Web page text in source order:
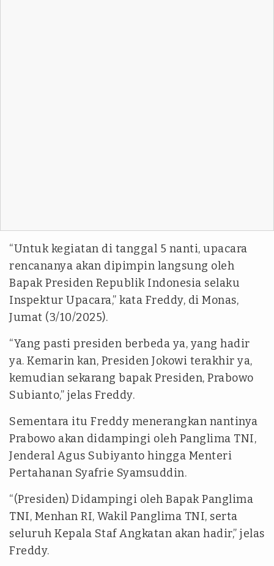
“Untuk kegiatan di tanggal 5 nanti, upacara
rencananya akan dipimpin langsung oleh
Bapak Presiden Republik Indonesia selaku
Inspektur Upacara,” kata Freddy, di Monas,
Jumat (3/10/2025).
“Yang pasti presiden berbeda ya, yang hadir
ya. Kemarin kan, Presiden Jokowi terakhir ya,
kemudian sekarang bapak Presiden, Prabowo
Subianto,” jelas Freddy.
Sementara itu Freddy menerangkan nantinya
Prabowo akan didampingi oleh Panglima TNI,
Jenderal Agus Subiyanto hingga Menteri
Pertahanan Syafrie Syamsuddin.
“(Presiden) Didampingi oleh Bapak Panglima
TNI, Menhan RI, Wakil Panglima TNI, serta
seluruh Kepala Staf Angkatan akan hadir,” jelas
Freddy.